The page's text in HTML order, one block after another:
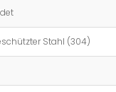
Stahl (304)